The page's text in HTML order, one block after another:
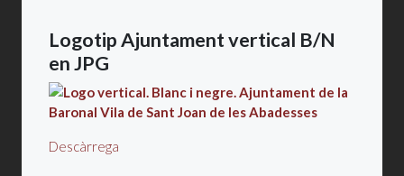
Logotip Ajuntament vertical B/N
en JPG
Descàrrega